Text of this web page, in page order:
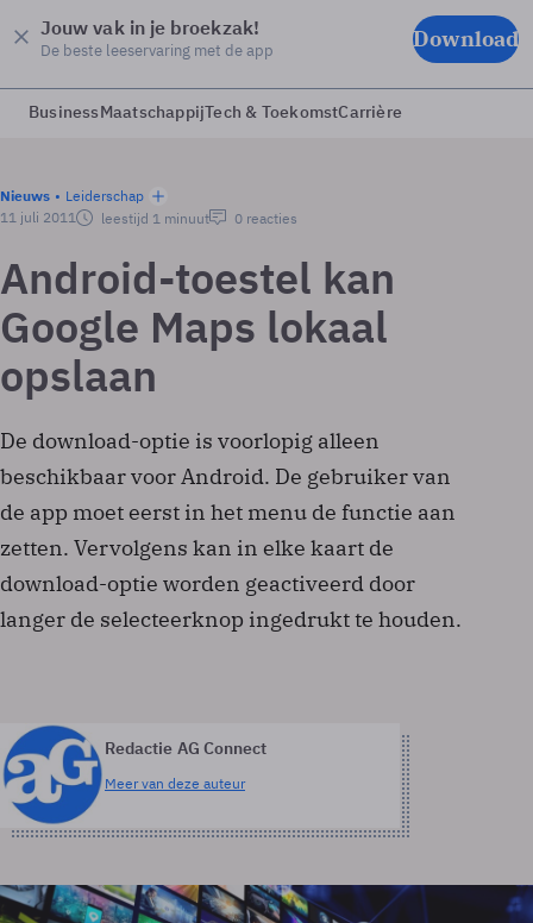
Jouw vak in je broekzak!
De beste leeservaring met de app Download
BusinessMaatschappijTech & ToekomstCarrière
Nieuws
Leiderschap
11 juli 2011
leestijd 1 minuut 0 reacties
Android-toestel kan
Google Maps lokaal
opslaan
De download-optie is voorlopig alleen
beschikbaar voor Android. De gebruiker van
de app moet eerst in het menu de functie aan
zetten. Vervolgens kan in elke kaart de
download-optie worden geactiveerd door
langer de selecteerknop ingedrukt te houden.
Redactie AG Connect
Meer van deze auteur